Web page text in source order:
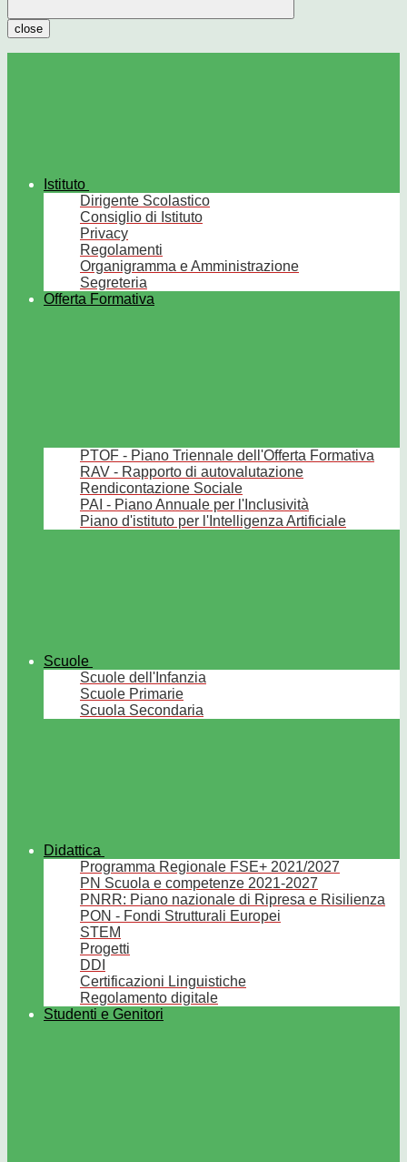
close
Istituto
Dirigente Scolastico
Consiglio di Istituto
Privacy
Regolamenti
Organigramma e Amministrazione
Segreteria
Offerta Formativa
PTOF - Piano Triennale dell'Offerta Formativa
RAV - Rapporto di autovalutazione
Rendicontazione Sociale
PAI - Piano Annuale per l'Inclusività
Piano d'istituto per l'Intelligenza Artificiale
Scuole
Scuole dell'Infanzia
Scuole Primarie
Scuola Secondaria
Didattica
Programma Regionale FSE+ 2021/2027
PN Scuola e competenze 2021-2027
PNRR: Piano nazionale di Ripresa e Risilienza
PON - Fondi Strutturali Europei
STEM
Progetti
DDI
Certificazioni Linguistiche
Regolamento digitale
Studenti e Genitori